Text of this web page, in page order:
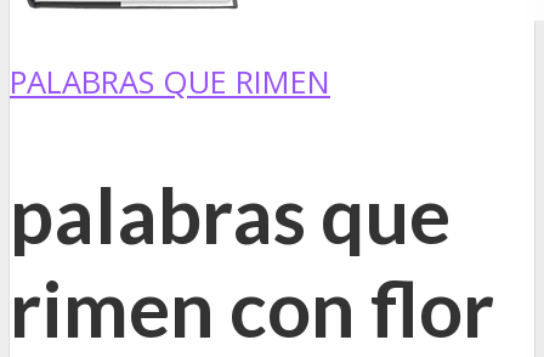
PALABRAS QUE RIMEN
palabras que
rimen con flor